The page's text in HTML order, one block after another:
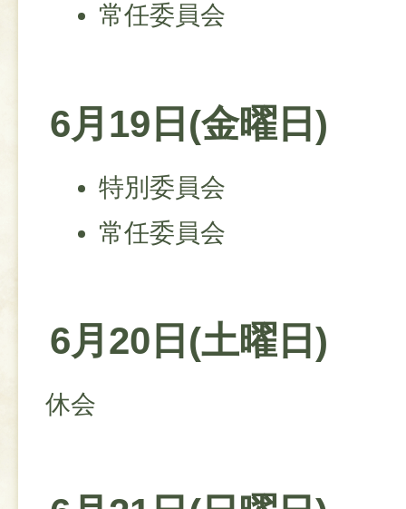
常任委員会
6月19日(金曜日)
特別委員会
常任委員会
6月20日(土曜日)
休会